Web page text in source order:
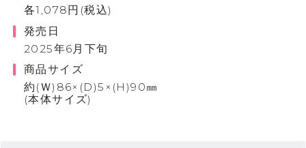
各1,078円(税込)
発売日
2025年6月下旬
商品サイズ
約(Ｗ)86×(D)5×(H)90㎜
(本体サイズ)